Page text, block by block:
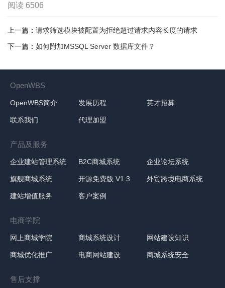
阅读 6506
上一篇： 请求筛选模块被配置为拒绝超过请求内容长度的请求
下一篇： 如何附加MSSQL Server 数据库文件？
OpenWBS
OpenWBS简介 发展历程 英才招募
联系我们 代理加盟
产品及服务
企业建站管理系统 B2C商城系统 企业论坛系统
旗舰商城系统 开源免费版 V1.3 外贸跨境电商系统
建站增值服务 客户案例
电商学院
网上商城学院 商城系统设计 网站建设知识
商城优化推广 电商网站建设 商城系统安全
售后支撑